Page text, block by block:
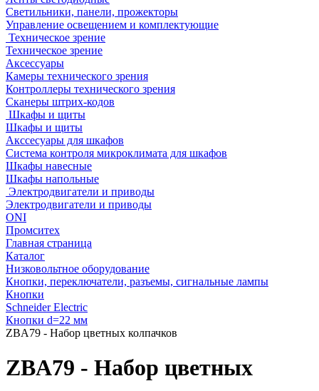
Светильники, панели, прожекторы
Управление освещением и комплектующие
Техническое зрение
Техническое зрение
Аксессуары
Камеры технического зрения
Контроллеры технического зрения
Сканеры штрих-кодов
Шкафы и щиты
Шкафы и щиты
Акссесуары для шкафов
Система контроля микроклимата для шкафов
Шкафы навесные
Шкафы напольные
Электродвигатели и приводы
Электродвигатели и приводы
ONI
Промситех
Главная страница
Каталог
Низковольтное оборудование
Кнопки, переключатели, разъемы, сигнальные лампы
Кнопки
Schneider Electric
Кнопки d=22 мм
ZBA79 - Набор цветных колпачков
ZBA79 - Набор цветных